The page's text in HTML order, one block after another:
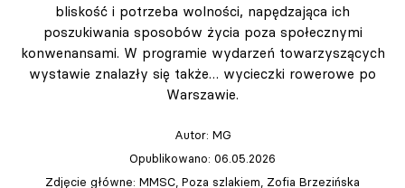
bliskość i potrzeba wolności, napędzająca ich
poszukiwania sposobów życia poza społecznymi
konwenansami. W programie wydarzeń towarzyszących
wystawie znalazły się także… wycieczki rowerowe po
Warszawie.
Autor: MG
Opublikowano: 06.05.2026
Zdjęcie główne: MMSC, Poza szlakiem, Zofia Brzezińska